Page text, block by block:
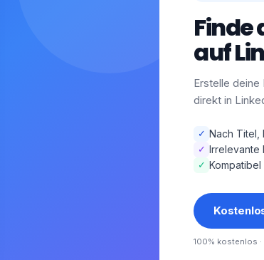
Finde
auf
Erstelle deine
direkt in
✓ Nach Titel,
✓ Irrelevante
✓
100% kostenlos